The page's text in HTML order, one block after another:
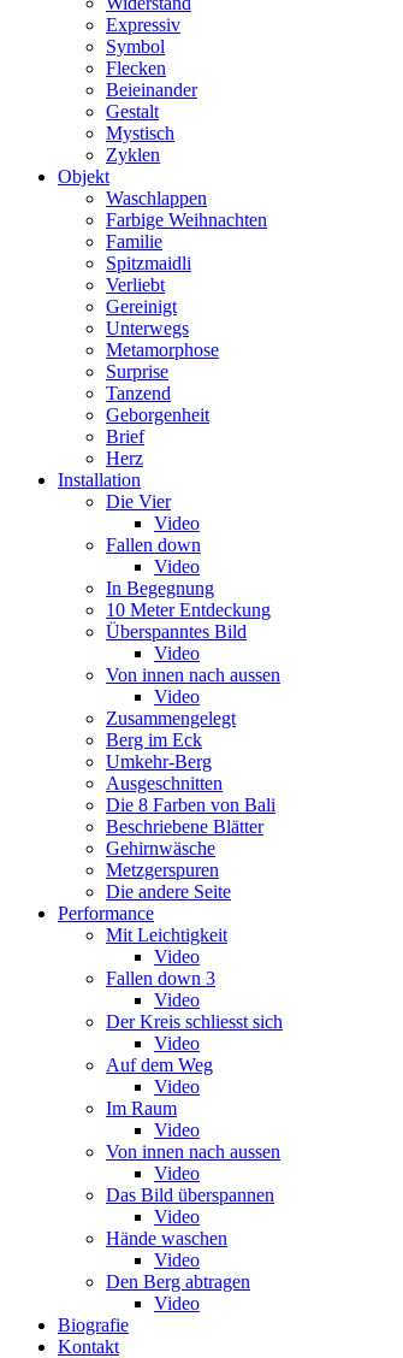
Expressiv
Symbol
Flecken
Beieinander
Gestalt
Mystisch
Zyklen
Objekt
Waschlappen
Farbige Weihnachten
Familie
Spitzmaidli
Verliebt
Gereinigt
Unterwegs
Metamorphose
Surprise
Tanzend
Geborgenheit
Brief
Herz
Installation
Die Vier
Video
Fallen down
Video
In Begegnung
10 Meter Entdeckung
Überspanntes Bild
Video
Von innen nach aussen
Video
Zusammengelegt
Berg im Eck
Umkehr-Berg
Ausgeschnitten
Die 8 Farben von Bali
Beschriebene Blätter
Gehirnwäsche
Metzgerspuren
Die andere Seite
Performance
Mit Leichtigkeit
Video
Fallen down 3
Video
Der Kreis schliesst sich
Video
Auf dem Weg
Video
Im Raum
Video
Von innen nach aussen
Video
Das Bild überspannen
Video
Hände waschen
Video
Den Berg abtragen
Video
Biografie
Kontakt